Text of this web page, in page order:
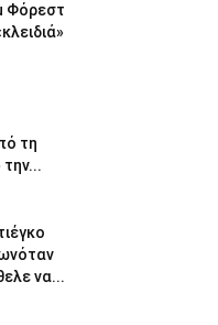
Φόρεστ
τη
να...